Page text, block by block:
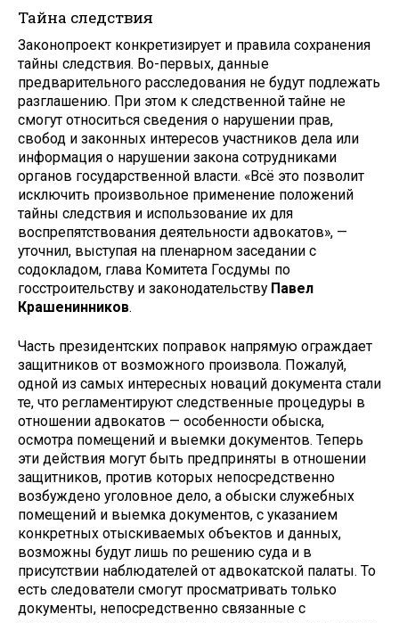
Тайна следствия
Законопроект конкретизирует и правила сохранения
тайны следствия. Во-первых, данные
предварительного расследования не будут подлежать
разглашению. При этом к следственной тайне не
смогут относиться сведения о нарушении прав,
свобод и законных интересов участников дела или
информация о нарушении закона сотрудниками
органов государственной власти. «Всё это позволит
исключить произвольное применение положений
тайны следствия и использование их для
воспрепятствования деятельности адвокатов», —
уточнил, выступая на пленарном заседании с
содокладом, глава Комитета Госдумы по
госстроительству и законодательству Павел
Крашенинников.
Часть президентских поправок напрямую ограждает
защитников от возможного произвола. Пожалуй,
одной из самых интересных новаций документа стали
те, что регламентируют следственные процедуры в
отношении адвокатов — особенности обыска,
осмотра помещений и выемки документов. Теперь
эти действия могут быть предприняты в отношении
защитников, против которых непосредственно
возбуждено уголовное дело, а обыски служебных
помещений и выемка документов, с указанием
конкретных отыскиваемых объектов и данных,
возможны будут лишь по решению суда и в
присутствии наблюдателей от адвокатской палаты. То
есть следователи смогут просматривать только
документы, непосредственно связанные с